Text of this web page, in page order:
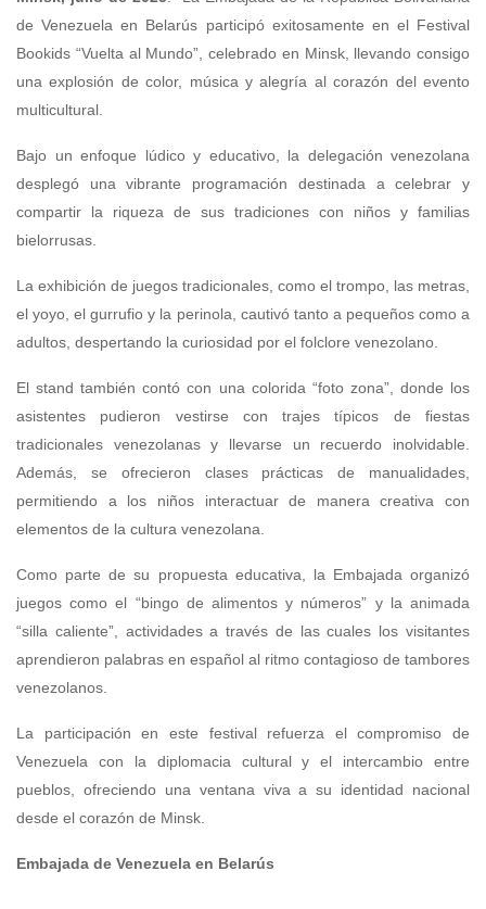
de Venezuela en Belarús participó exitosamente en el Festival
Bookids “Vuelta al Mundo”, celebrado en Minsk, llevando consigo
una explosión de color, música y alegría al corazón del evento
multicultural.
Bajo un enfoque lúdico y educativo, la delegación venezolana
desplegó una vibrante programación destinada a celebrar y
compartir la riqueza de sus tradiciones con niños y familias
bielorrusas.
La exhibición de juegos tradicionales, como el trompo, las metras,
el yoyo, el gurrufio y la perinola, cautivó tanto a pequeños como a
adultos, despertando la curiosidad por el folclore venezolano.
El stand también contó con una colorida “foto zona”, donde los
asistentes pudieron vestirse con trajes típicos de fiestas
tradicionales venezolanas y llevarse un recuerdo inolvidable.
Además, se ofrecieron clases prácticas de manualidades,
permitiendo a los niños interactuar de manera creativa con
elementos de la cultura venezolana.
Como parte de su propuesta educativa, la Embajada organizó
juegos como el “bingo de alimentos y números” y la animada
“silla caliente”, actividades a través de las cuales los visitantes
aprendieron palabras en español al ritmo contagioso de tambores
venezolanos.
La participación en este festival refuerza el compromiso de
Venezuela con la diplomacia cultural y el intercambio entre
pueblos, ofreciendo una ventana viva a su identidad nacional
desde el corazón de Minsk.
Embajada de Venezuela en Belarús